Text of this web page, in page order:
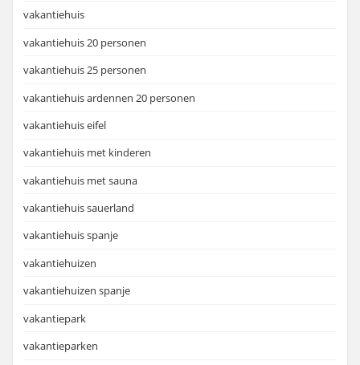
vakantiehuis
vakantiehuis 20 personen
vakantiehuis 25 personen
vakantiehuis ardennen 20 personen
vakantiehuis eifel
vakantiehuis met kinderen
vakantiehuis met sauna
vakantiehuis sauerland
vakantiehuis spanje
vakantiehuizen
vakantiehuizen spanje
vakantiepark
vakantieparken